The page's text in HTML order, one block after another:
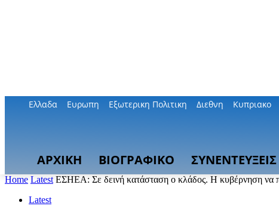
Ελλαδα Ευρωπη Εξωτερικη Πολιτικη Διεθνη Κυπριακο
ΑΡΧΙΚΗ ΒΙΟΓΡΑΦΙΚΟ ΣΥΝΕΝΤΕΥΞΕΙΣ
Home Latest ΕΣΗΕΑ: Σε δεινή κατάσταση ο κλάδος. Η κυβέρνηση να
Latest